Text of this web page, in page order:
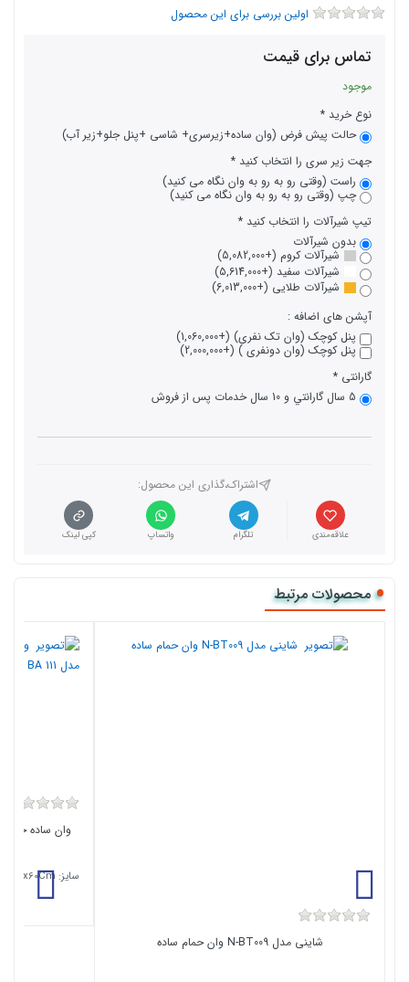
اولین بررسی برای این محصول
تماس برای قیمت
موجود
نوع خرید
حالت پیش فرض (وان ساده+زیرسری+ شاسی +پنل جلو+زیر آب)
جهت زیر سری را انتخاب کنید
راست (وقتی رو به رو به وان نگاه می کنید)
چپ (وقتی رو به رو به وان نگاه می کنید)
تیپ شیرآلات را انتخاب کنید
بدون شیرآلات
شیرآلات کروم (+5,082,000)
شیرآلات سفید (+5,614,000)
شیرآلات طلایی (+6,013,000)
آپشن های اضافه :
پنل کوچک (وان تک نفری) (+1,060,000)
پنل کوچک (وان دونفری ) (+2,000,000)
گارانتی
5 سال گارانتي و 10 سال خدمات پس از فروش
اشتراک،گذاری این محصول‌:
علاقه‌مندی تلگرام واتساپ کپی لینک
محصولات مرتبط
شاینی مدل N-BT009 وان حمام ساده
سایز: 160Cm x75Cm x60Cm